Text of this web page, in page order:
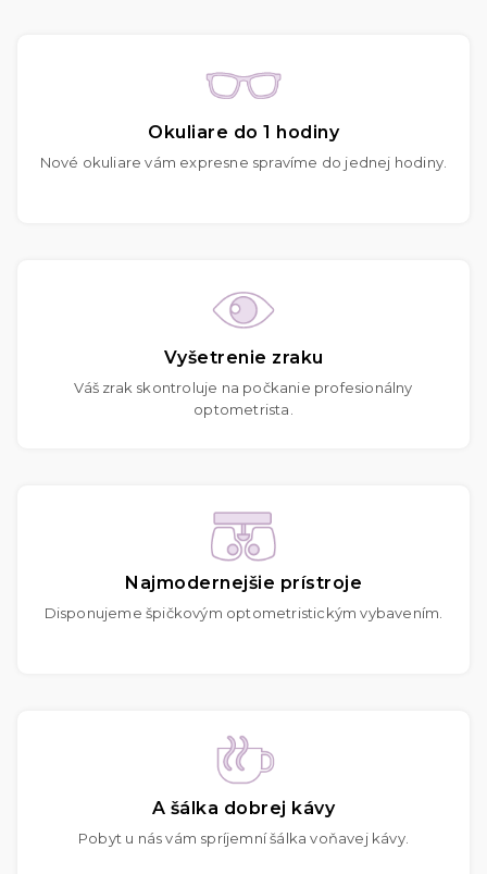
Okuliare do 1 hodiny
Nové okuliare vám expresne spravíme do jednej hodiny.
Vyšetrenie zraku
Váš zrak skontroluje na počkanie profesionálny
optometrista.
Najmodernejšie prístroje
Disponujeme špičkovým optometristickým vybavením.
A šálka dobrej kávy
Pobyt u nás vám spríjemní šálka voňavej kávy.